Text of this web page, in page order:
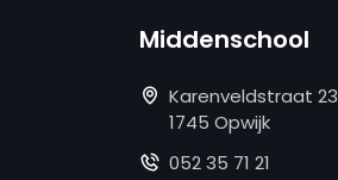
Middenschool
Karenveldstraat 23
1745 Opwijk
052 35 71 21